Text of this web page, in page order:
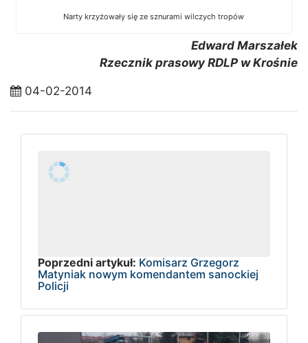
Narty krzyżowały się ze sznurami wilczych tropów
Edward Marszałek
Rzecznik prasowy RDLP w Krośnie
04-02-2014
Poprzedni artykuł: Komisarz Grzegorz
Matyniak nowym komendantem sanockiej
Policji